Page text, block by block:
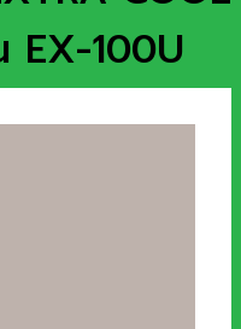
EX-100U